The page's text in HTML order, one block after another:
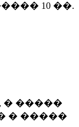
10 ��.
� �����
� �����